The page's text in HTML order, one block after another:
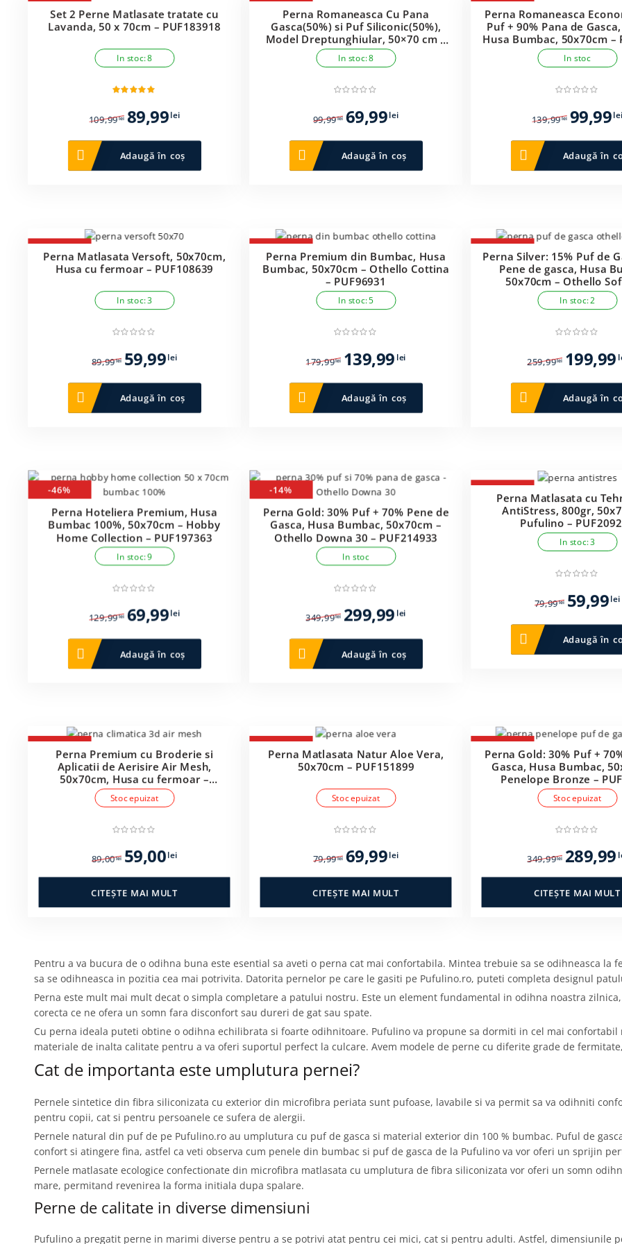
-18%
Set 2 Perne Matlasate tratate cu
Lavanda, 50 x 70cm – PUF183918
In stoc: 8
109,99lei
Prețul
inițial
a
fost:
89,99leiPrețul
este:
89,99 lei.
Adaugă în coș
-30%
Perna Romaneasca Cu Pana
Gasca(50%) si Puf Siliconic(50%),
Model Dreptunghiular, 50×70 cm –
Pufulino – PUF56099
In stoc: 8
99,99lei
Prețul
inițial
a
fost:
69,99leiPrețul
este:
69,99 lei.
Adaugă în coș
-29%
Perna Romaneasca
Puf + 90% Pana de
Husa Bumbac, 50x70cm –
PUF205457
In stoc
139,99lei
Prețul
inițial
a
fost:
99,99lei
Adaugă în
-33%
Perna Matlasata Versoft, 50x70cm,
Husa cu fermoar – PUF108639
In stoc: 3
89,99lei
Prețul
inițial
a
fost:
89,99 lei.
59,99leiPrețul
este:
59,99 lei.
Adaugă în coș
-22%
Perna Premium din Bumbac, Husa
Bumbac, 50x70cm – Othello Cottina
– PUF96931
In stoc: 5
179,99lei
Prețul
inițial
a
fost:
179,99 lei.
139,99leiPrețul
este:
139,99 lei.
Adaugă în coș
-23%
Perna Silver: 15% Puf de
Pene de gasca, Husa
50x70cm – Othello
PUF96916
In stoc: 2
259,99lei
Prețul
inițial
a
fost:
259,99 lei.
199,99
Adaugă în
-46%
Perna Hoteliera Premium, Husa
Bumbac 100%, 50x70cm – Hobby
Home Collection – PUF197363
In stoc: 9
129,99lei
Prețul
inițial
a
fost:
69,99leiPrețul
este:
69,99 lei.
Adaugă în coș
-14%
Perna Gold: 30% Puf + 70% Pene de
Gasca, Husa Bumbac, 50x70cm –
Othello Downa 30 – PUF214933
In stoc
349,99lei
Prețul
inițial
a
fost:
299,99leiPrețul
este:
299,99 lei.
Adaugă în coș
-25%
Perna Matlasata cu
AntiStress, 800gr,
Pufulino –
In stoc: 3
79,99lei
Prețul
inițial
a
fost:
59,99lei
Adaugă în
-34%
Perna Premium cu Broderie si
Aplicatii de Aerisire Air Mesh,
50x70cm, Husa cu fermoar –
PUF151895
Stoc epuizat
89,00lei
Prețul
inițial
fost:
59,00leiPrețul
CITEȘTE MAI MULT
-13%
Perna Matlasata Natur Aloe Vera,
50x70cm – PUF151899
Stoc epuizat
79,99lei
Prețul
inițial
fost:
69,99leiPrețul
CITEȘTE MAI MULT
-17%
Perna Gold: 30% Puf +
Gasca, Husa Bumbac,
Penelope Bronze –
Stoc epuizat
349,99lei
Prețul
inițial
fost:
289,99
CITEȘTE MAI MULT
Pentru a va bucura de o odihna buna este esential sa aveti o perna cat mai confortabila. Mintea trebuie sa se odihneasca
sa se odihneasca in pozitia cea mai potrivita. Datorita pernelor pe care le gasiti pe Pufulino.ro, puteti completa designul
Perna este mult mai mult decat o simpla completare a patului nostru. Este un element fundamental in odihna noastra
corecta ce ne ofera un somn fara disconfort sau dureri de gat sau spate.
Cu perna ideala puteti obtine o odihna echilibrata si foarte odihnitoare. Pufulino va propune sa dormiti in cel mai confortabil
materiale de inalta calitate pentru a va oferi suportul perfect la culcare. Avem modele de perne cu diferite grade de
Cat de importanta este umplutura pernei?
Pernele sintetice din fibra siliconizata cu exterior din microfibra periata sunt pufoase, lavabile si va permit sa va odihniti
pentru copii, cat si pentru persoanele ce sufera de alergii.
Pernele natural din puf de pe Pufulino.ro au umplutura cu puf de gasca si material exterior din 100 % bumbac. Puful de
confort si atingere fina, astfel ca veti observa cum penele din bumbac si puf de gasca de la Pufulino va vor oferi un sprijin
Pernele matlasate ecologice confectionate din microfibra matlasata cu umplutura de fibra siliconizata vor oferi un somn
mare, permitand revenirea la forma initiala dupa spalare.
Perne de calitate in diverse dimensiuni
Pufulino a pregatit perne in marimi diverse pentru a se potrivi atat pentru cei mici, cat si pentru adulti. Astfel, dimensiunile